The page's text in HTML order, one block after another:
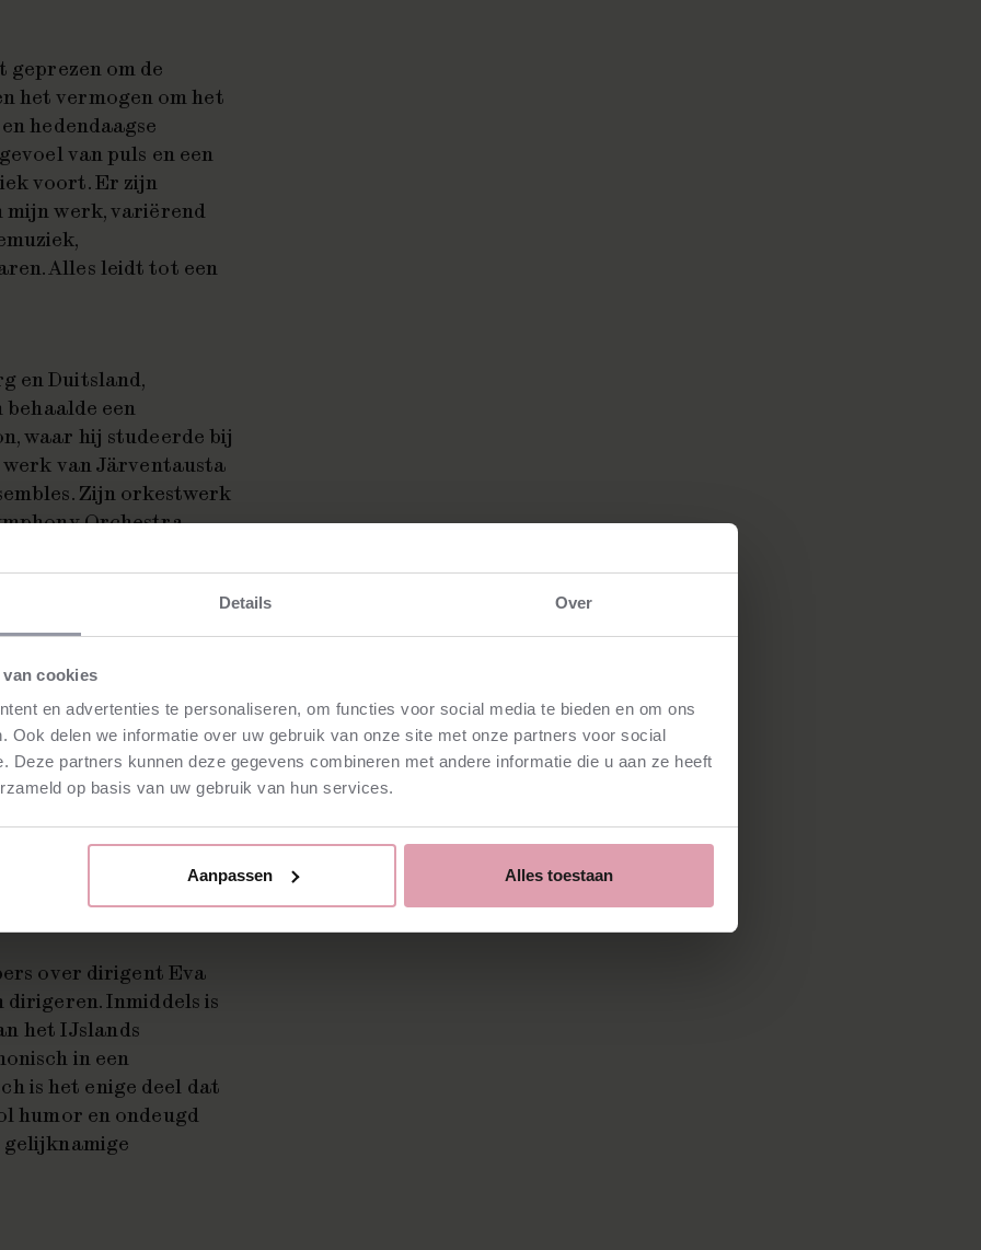
Details Over
cookies
en advertenties te personaliseren, om functies voor social media te bieden en om ons
Ook delen we informatie over uw gebruik van onze site met onze partners voor social
Deze partners kunnen deze gegevens combineren met andere informatie die u aan ze heeft
op basis van uw gebruik van hun services.
Aanpassen Alles toestaan
om de
het vermogen om het
hedendaagse
van puls en een
voort. Er zijn
mijn werk, variërend
Alles leidt tot een
en Duitsland,
een
waar hij studeerde bij
van Järventausta
Zijn orkestwerk
Orchestra
naar
in 2023 met het Finse
Benjamin.
die ook in Nederland
was ze een aantal
van Dvořák is een van
geprezen opname
Een heerlijk
onvervalste
over dirigent Eva
Inmiddels is
het IJslands
in een
is het enige deel dat
humor en ondeugd
gelijknamige